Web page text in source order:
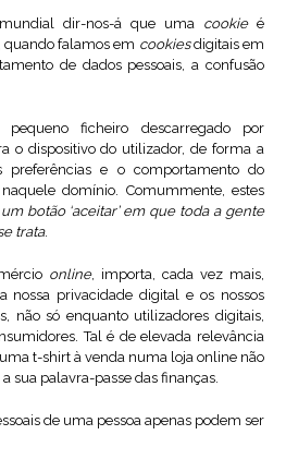
dir-nos-á que uma cookieé
quando falamos em cookiesdigitais em
de dados pessoais, a confusão
ficheiro descarregado por
o dispositivo do utilizador, de forma a
preferências e o comportamento do
domínio. Comummente, estes
botão ‘aceitar’ em que toda a gente
trata.
online, importa, cada vez mais,
nossa privacidade digital e os nossos
não só enquanto utilizadores digitais,
Tal é de elevada relevância
t-shirt à venda numa loja online não
sua palavra-passe das finanças.
de uma pessoa apenas podem ser